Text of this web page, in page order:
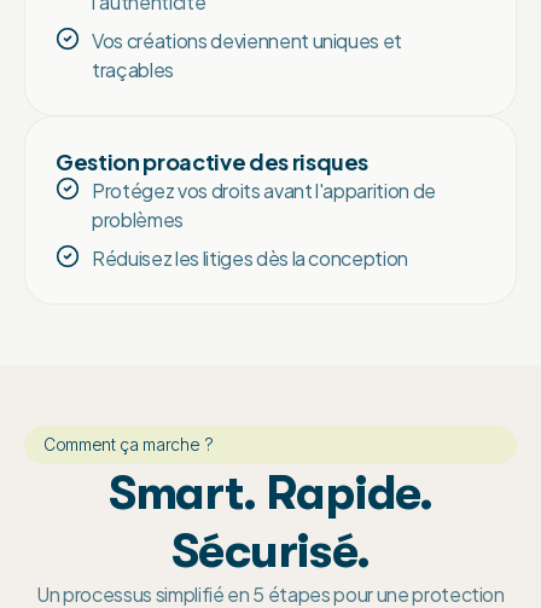
Vos créations deviennent uniques et
traçables
Gestion proactive des risques
Protégez vos droits avant l'apparition de
problèmes
Réduisez les litiges dès la conception
Comment ça marche ?
Smart. Rapide.
Sécurisé.
Un processus simplifié en 5 étapes pour une protection